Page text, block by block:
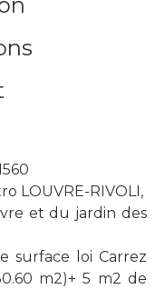
LOUVRE-RIVOLI,
et du jardin des
surface loi Carrez
m2)+ 5 m2 de